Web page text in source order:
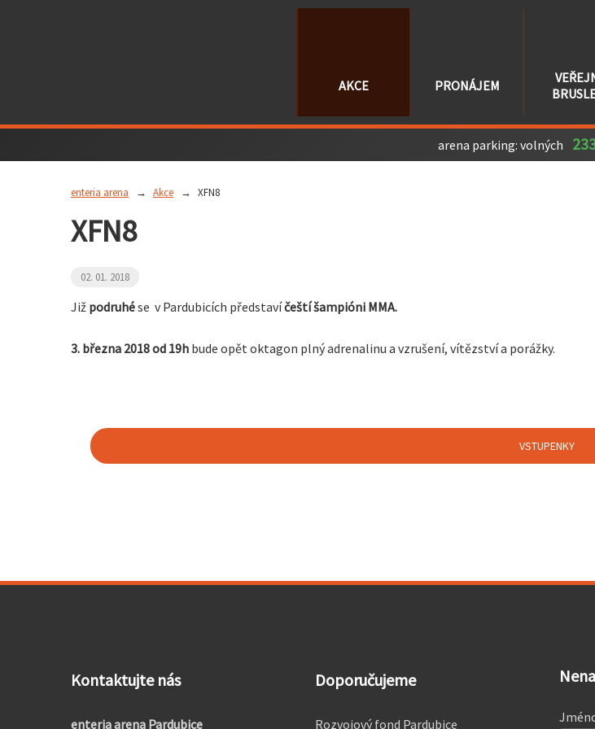
AKCE PRONÁJEM
arena parking: volných
enteria arena Akce XFN8
XFN8
02. 01. 2018
Již podruhése v Pardubicích představíčeští šampióni MMA.
3. března 2018 od 19h bude opět oktagon plný adrenalinu a vzrušení, vítězství a porážky.
VSTUPENKY
Kontaktujte nás
enteria arena Pardubice
Doporučujeme
Rozvojový fond Pardubice